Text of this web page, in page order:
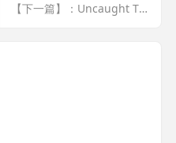
【下一篇】：Uncaught TypeError: $(...).Validform i... <a href="javascript:;" class="f-yellow">显示全部</a>